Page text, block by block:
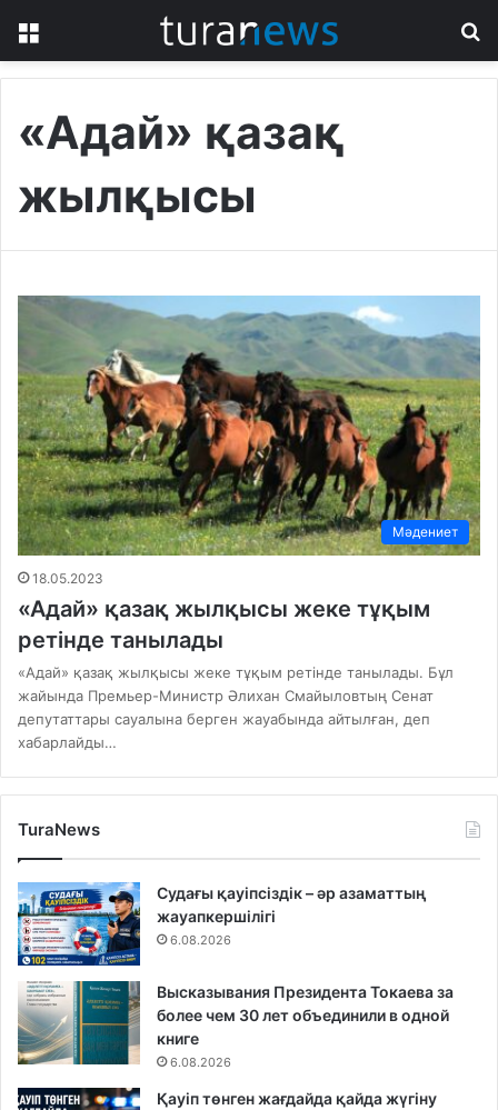
«Адай» қазақ
жылқысы
Мәдениет
18.05.2023
«Адай» қазақ жылқысы жеке тұқым
ретінде танылады
«Адай» қазақ жылқысы жеке тұқым ретінде танылады. Бұл
жайында Премьер-Министр Әлихан Смайыловтың Сенат
депутаттары сауалына берген жауабында айтылған, деп
хабарлайды…
TuraNews
Судағы қауіпсіздік – әр азаматтың
жауапкершілігі
6.08.2026
Высказывания Президента Токаева за
более чем 30 лет объединили в одной
книге
6.08.2026
Қауіп төнген жағдайда қайда жүгіну